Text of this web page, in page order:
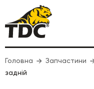
Головна Запчастини
задній